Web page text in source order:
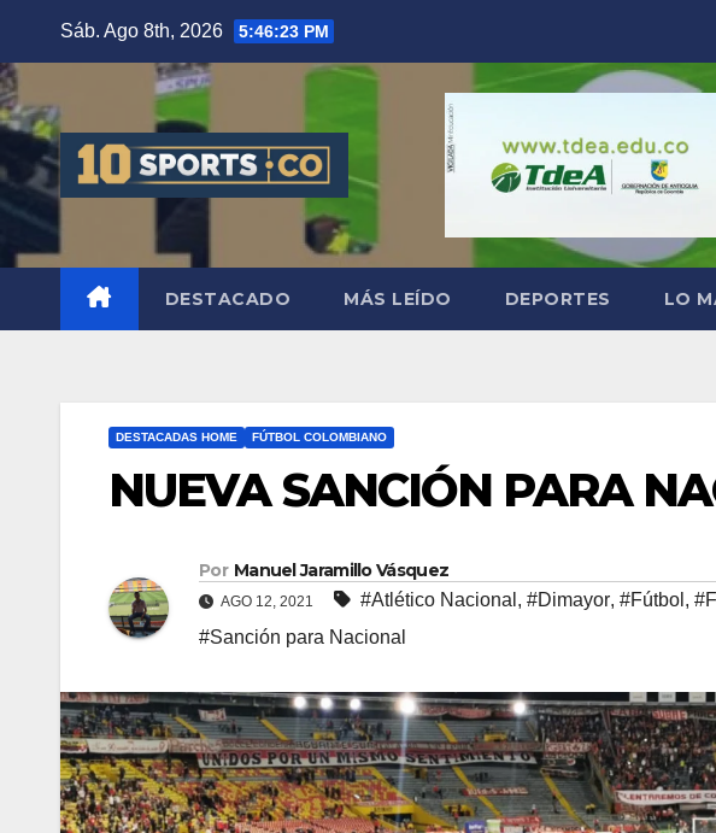
Sáb. Ago 8th, 2026 5:46:24 PM
DESTACADO MÁS LEÍDO DEPORTES LO
DESTACADAS HOME FÚTBOL COLOMBIANO
NUEVA SANCIÓN PARA
Por Manuel Jaramillo Vásquez
AGO 12, 2021 #Atlético Nacional , #Dimayor, #Fútbol ,
#Sanción para Nacional